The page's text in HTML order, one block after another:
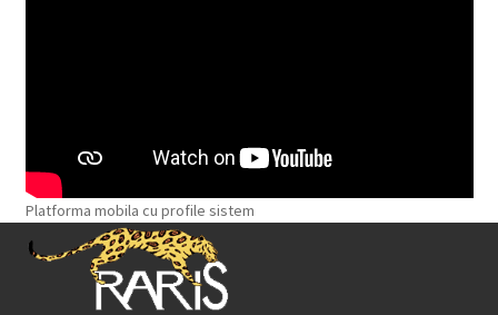
Platforma mobila cu profile sistem